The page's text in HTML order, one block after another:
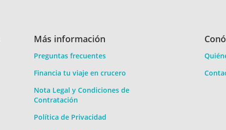
Más información
Preguntas frecuentes
Financia tu viaje en crucero
Nota Legal y Condiciones de
Contratación
Política de Privacidad